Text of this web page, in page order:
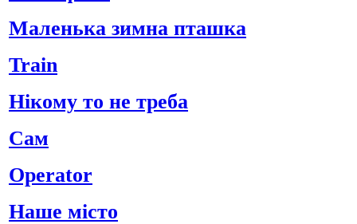
Маленька зимна пташка
Train
Нікому то не треба
Сам
Operator
Наше місто